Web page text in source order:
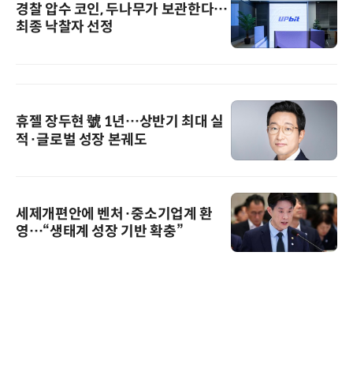
경찰 압수 코인, 두나무가 보관한다…
최종 낙찰자 선정
휴젤 장두현 號 1년…상반기 최대 실
적·글로벌 성장 본궤도
세제개편안에 벤처·중소기업계 환
영…“생태계 성장 기반 확충”